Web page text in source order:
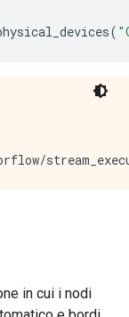
(
in cui i nodi